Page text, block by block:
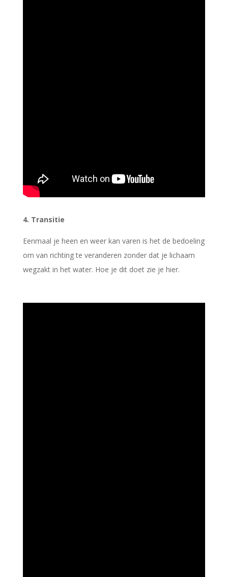
4. Transitie
Eenmaal je heen en weer kan varen is het de bedoeling
om van richting te veranderen zonder dat je lichaam
wegzakt in het water. Hoe je dit doet zie je hier.